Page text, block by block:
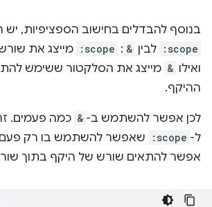
בנוסף להבדלים בחישוב הספציפיות, יש
:scope לבין &
:
:scope מייצג את
ואילו & מייצג את הסלקטור ששימש
ההיקף.
לכן אפשר להשתמש ב- & כמה פעמים.
ל- :scope
שאפשר להשתמש בו רק פעם
אפשר להתאים שורש של היקף בתוך